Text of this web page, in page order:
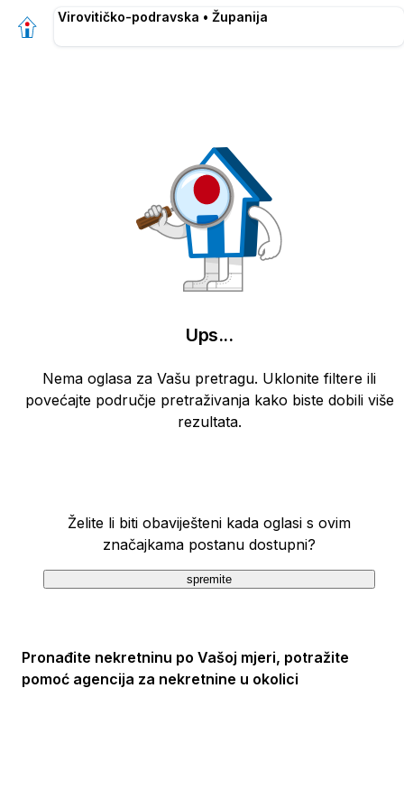
Virovitičko-podravska • Županija
Ups...
Nema oglasa za Vašu pretragu. Uklonite filtere ili
povećajte područje pretraživanja kako biste dobili više
rezultata.
Želite li biti obaviješteni kada oglasi s ovim
značajkama postanu dostupni?
spremite
Pronađite nekretninu po Vašoj mjeri, potražite
pomoć agencija za nekretnine u okolici